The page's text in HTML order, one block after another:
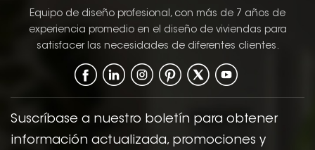
Equipo de diseño profesional, con más de 7 años de
experiencia promedio en el diseño de viviendas para
satisfacer las necesidades de diferentes clientes.
Suscríbase a nuestro boletín para obtener
información actualizada, promociones y